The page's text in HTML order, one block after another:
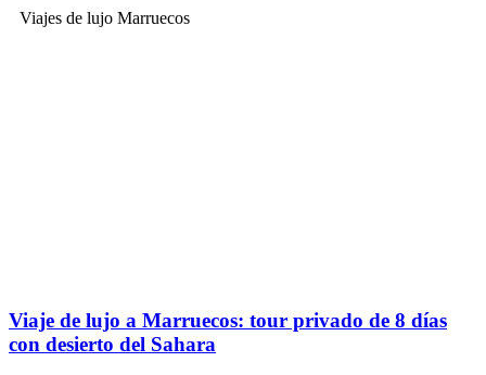
Viajes de lujo Marruecos
Viaje de lujo a Marruecos: tour privado de 8 días
con desierto del Sahara